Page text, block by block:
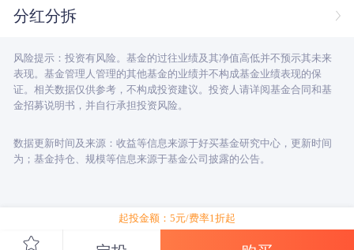
分红分拆
风险提示：投资有风险。基金的过往业绩及其净值高低并不预示其未来
表现。基金管理人管理的其他基金的业绩并不构成基金业绩表现的保
证。相关数据仅供参考，不构成投资建议。投资人请详阅基金合同和基
金招募说明书，并自行承担投资风险。
数据更新时间及来源：收益等信息来源于好买基金研究中心，更新时间
为；基金持仓、规模等信息来源于基金公司披露的公告。
起投金额：5元/费率1折起